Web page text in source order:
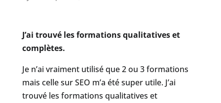
J’ai trouvé les formations qualitatives et
complètes.
Je n’ai vraiment utilisé que 2 ou 3 formations
mais celle sur SEO m’a été super utile. J’ai
trouvé les formations qualitatives et